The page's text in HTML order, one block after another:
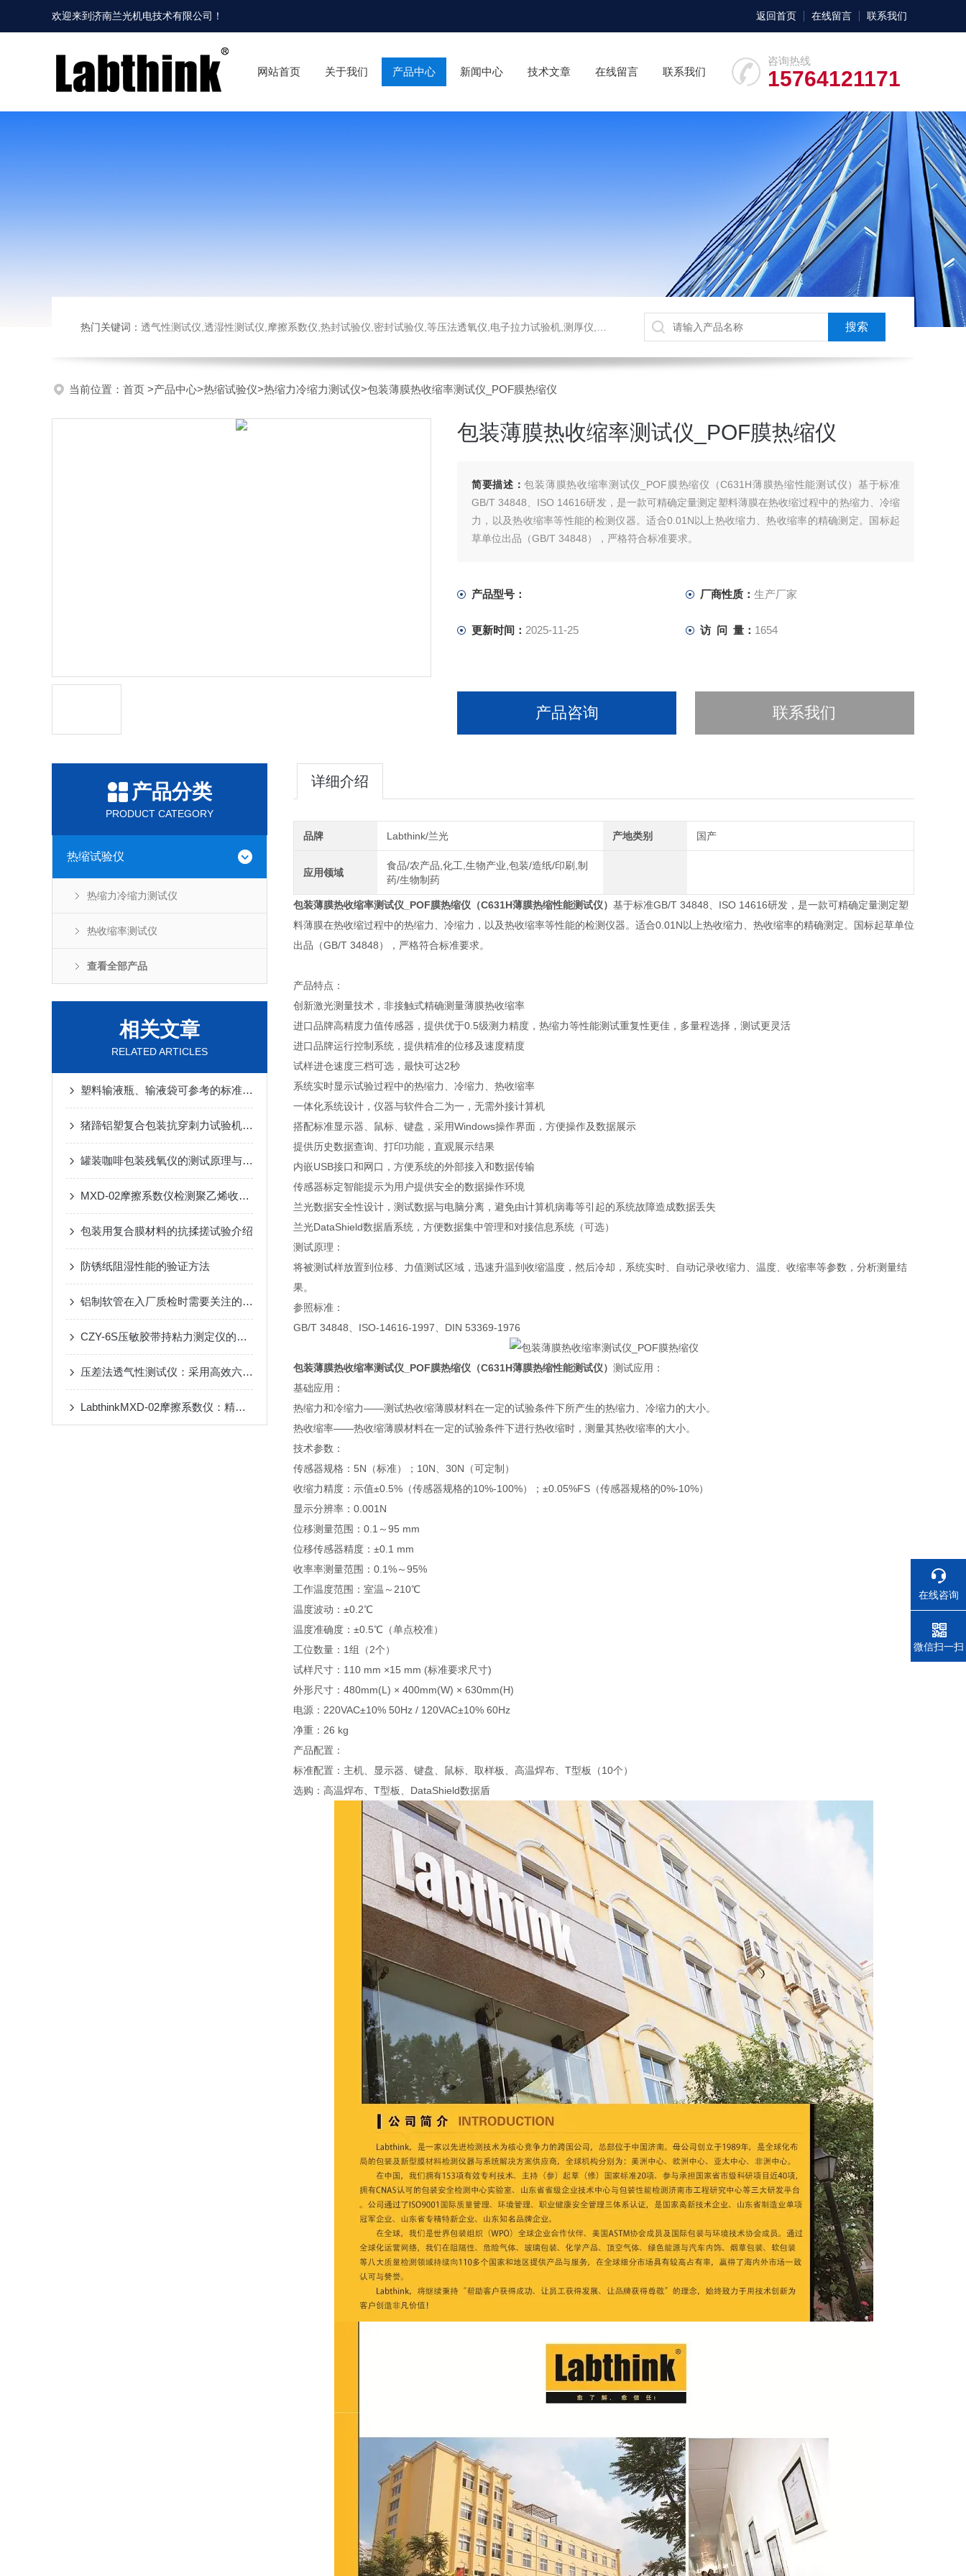
欢迎来到济南兰光机电技术有限公司 ！ 返回首页 在线留言 联系我们
咨询热线
15764121171
网站首页 关于我们 产品中心 新闻中心 技术文章 在线留言 联系我们
热门关键词： 透气性测试仪,透湿性测试仪,摩擦系数仪,热封试验仪,密封试验仪,等压法透氧仪,电子拉力试验机,测厚仪,瓶盖扭矩仪,顶空残氧仪
当前位置： 首页 >产品中心>热缩试验仪>热缩力冷缩力测试仪>包装薄膜热收缩率测试仪_POF膜热缩仪
包装薄膜热收缩率测试仪_POF膜热缩仪
简要描述：包装薄膜热收缩率测试仪_POF膜热缩仪（C631H薄膜热缩性能测试仪）基于标准
GB/T 34848、ISO 14616研发，是一款可精确定量测定塑料薄膜在热收缩过程中的热缩力、冷缩
力，以及热收缩率等性能的检测仪器。适合0.01N以上热收缩力、热收缩率的精确测定。国标起
草单位出品（GB/T 34848），严格符合标准要求。
产品型号： 厂商性质： 生产厂家
更新时间： 2025-11-25 访 问 量： 1654
产品咨询 联系我们
产品分类
PRODUCT CATEGORY
热缩试验仪
热缩力冷缩力测试仪
热收缩率测试仪
查看全部产品
相关文章
RELATED ARTICLES
塑料输液瓶、输液袋可参考的标准有哪些？
猪蹄铝塑复合包装抗穿刺力试验机-介绍简述
罐装咖啡包装残氧仪的测试原理与步骤
MXD-02摩擦系数仪检测聚乙烯收缩膜的表面摩擦系数
包装用复合膜材料的抗揉搓试验介绍
防锈纸阻湿性能的验证方法
铝制软管在入厂质检时需要关注的重点指标
CZY-6S压敏胶带持粘力测定仪的测试原理与技术特点
压差法透气性测试仪：采用高效六腔构造，精准把控食品包装品质
LabthinkMXD-02摩擦系数仪：精准测试硅胶导管 守护医疗安全
详细介绍
品牌 Labthink/兰光 产地类别 国产
应用领域
食品/农产品,化工,生物产业,包装/造纸/印刷,制
药/生物制药
包装薄膜热收缩率测试仪_POF膜热缩仪 （C631H薄膜热缩性能测试仪） 基于标准GB/T 34848、ISO 14616研发，是一款可精确定量测定塑
料薄膜在热收缩过程中的热缩力、冷缩力，以及热收缩率等性能的检测仪器。适合0.01N以上热收缩力、热收缩率的精确测定。国标起草单位
出品（GB/T 34848），严格符合标准要求。
产品特点：
创新激光测量技术，非接触式精确测量薄膜热收缩率
进口品牌高精度力值传感器，提供优于0.5级测力精度，热缩力等性能测试重复性更佳，多量程选择，测试更灵活
进口品牌运行控制系统，提供精准的位移及速度精度
试样进仓速度三档可选，最快可达2秒
系统实时显示试验过程中的热缩力、冷缩力、热收缩率
一体化系统设计，仪器与软件合二为一，无需外接计算机
搭配标准显示器、鼠标、键盘，采用Windows操作界面，方便操作及数据展示
提供历史数据查询、打印功能，直观展示结果
内嵌USB接口和网口，方便系统的外部接入和数据传输
传感器标定智能提示为用户提供安全的数据操作环境
兰光数据安全性设计，测试数据与电脑分离，避免由计算机病毒等引起的系统故障造成数据丢失
兰光DataShield数据盾系统，方便数据集中管理和对接信息系统（可选）
测试原理：
将被测试样放置到位移、力值测试区域，迅速升温到收缩温度，然后冷却，系统实时、自动记录收缩力、温度、收缩率等参数，分析测量结
果。
参照标准：
GB/T 34848、ISO-14616-1997、DIN 53369-1976
包装薄膜热收缩率测试仪_POF膜热缩仪 （C631H薄膜热缩性能测试仪） 测试应用：
基础应用：
热缩力和冷缩力——测试热收缩薄膜材料在一定的试验条件下所产生的热缩力、冷缩力的大小。
热收缩率——热收缩薄膜材料在一定的试验条件下进行热收缩时，测量其热收缩率的大小。
技术参数：
传感器规格：5N（标准）；10N、30N（可定制）
收缩力精度：示值±0.5%（传感器规格的10%-100%）；±0.05%FS（传感器规格的0%-10%）
显示分辨率：0.001N
位移测量范围：0.1～95 mm
位移传感器精度：±0.1 mm
收率率测量范围：0.1%～95%
工作温度范围：室温～210℃
温度波动：±0.2℃
温度准确度：±0.5℃（单点校准）
工位数量：1组（2个）
试样尺寸：110 mm ×15 mm (标准要求尺寸)
外形尺寸：480mm(L) × 400mm(W) × 630mm(H)
电源：220VAC±10% 50Hz / 120VAC±10% 60Hz
净重：26 kg
产品配置：
标准配置：主机、显示器、键盘、鼠标、取样板、高温焊布、T型板（10个）
选购：高温焊布、T型板、DataShield数据盾
在线咨询
电话
微信扫一扫